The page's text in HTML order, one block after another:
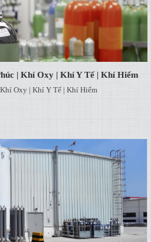
| Khí Oxy | Khí Y Tế | Khí Hiếm
Oxy | Khí Y Tế | Khí Hiếm